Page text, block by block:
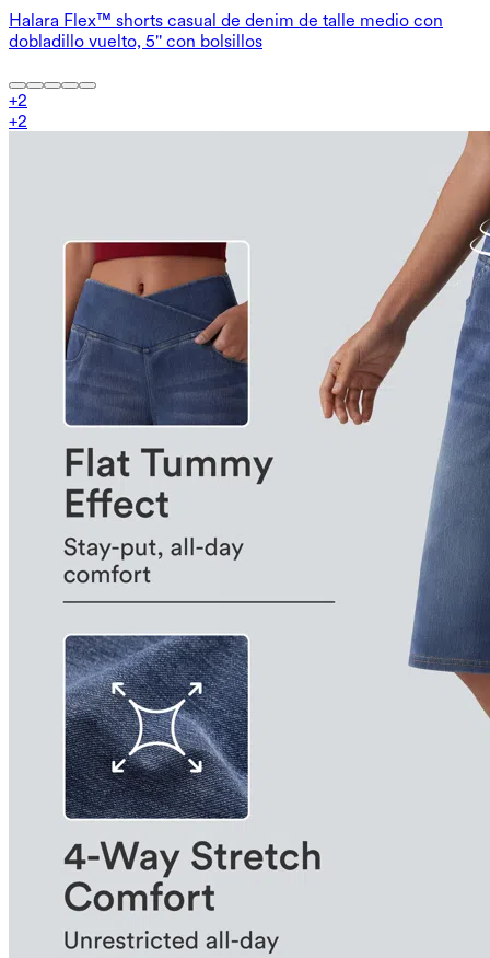
Halara Flex™ shorts casual de denim de talle medio con
dobladillo vuelto, 5'' con bolsillos
+2
+2